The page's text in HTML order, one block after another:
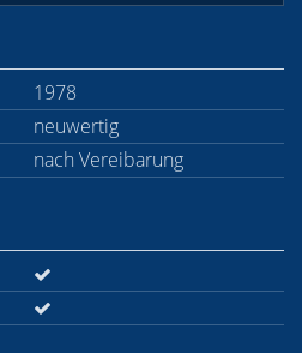
1978
neuwertig
nach Vereibarung